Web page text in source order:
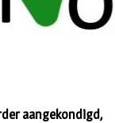
aangekondigd,